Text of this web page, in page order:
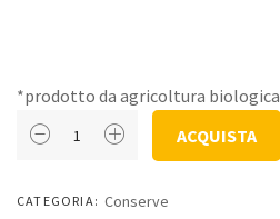
*prodotto da agricoltura biologica
Peperoni
quantità
ACQUISTA
CATEGORIA: Conserve